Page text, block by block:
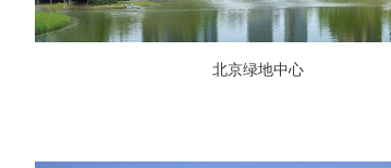
北京绿地中心